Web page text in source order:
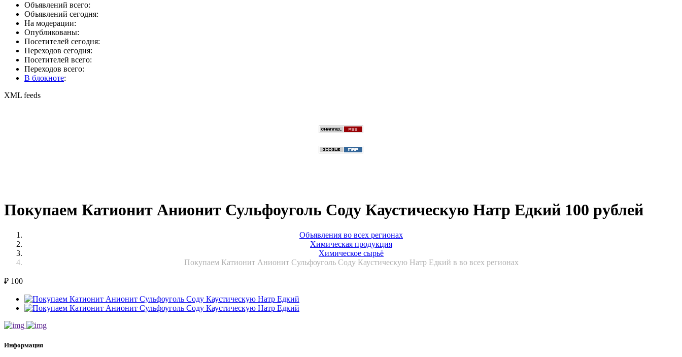
Объявлений всего:
Объявлений сегодня:
На модерации:
Опубликованы:
Посетителей сегодня:
Переходов сегодня:
Посетителей всего:
Переходов всего:
В блокноте:
XML feeds
Покупаем Катионит Анионит Сульфоуголь Соду Каустическую Натр Едкий 100 рублей
Объявления во всех регионах
Химическая продукция
Химическое сырьё
Покупаем Катионит Анионит Сульфоуголь Соду Каустическую Натр Едкий в во всех регионах
₽ 100
Информация